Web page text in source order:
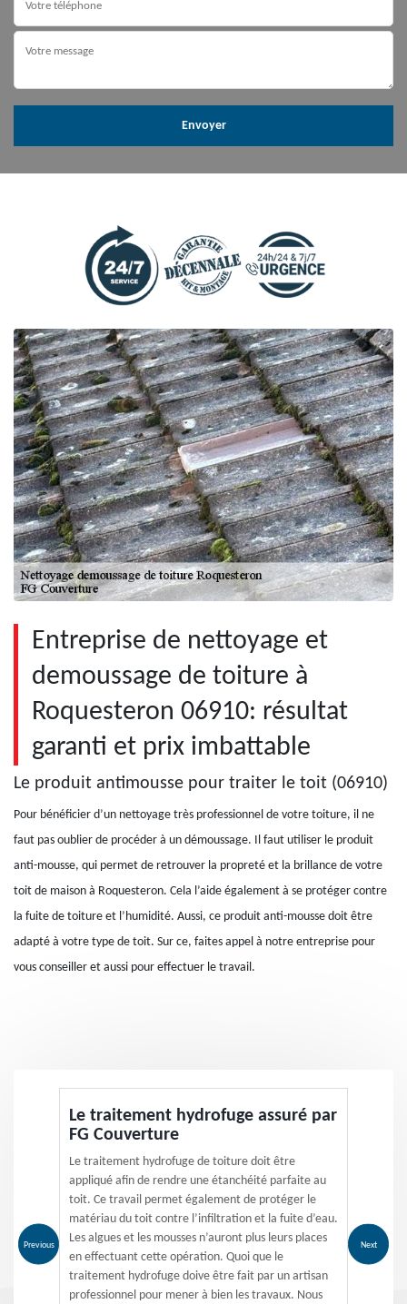
Entreprise de nettoyage et
demoussage de toiture à
Roquesteron 06910: résultat
garanti et prix imbattable
Le produit antimousse pour traiter le toit (06910)
Pour bénéficier d’un nettoyage très professionnel de votre toiture, il ne
faut pas oublier de procéder à un démoussage. Il faut utiliser le produit
anti-mousse, qui permet de retrouver la propreté et la brillance de votre
toit de maison à Roquesteron. Cela l’aide également à se protéger contre
la fuite de toiture et l’humidité. Aussi, ce produit anti-mousse doit être
adapté à votre type de toit. Sur ce, faites appel à notre entreprise pour
vous conseiller et aussi pour effectuer le travail.
Previous
Le traitement hydrofuge assuré par
FG Couverture
Le traitement hydrofuge de toiture doit être
appliqué afin de rendre une étanchéité parfaite au
toit. Ce travail permet également de protéger le
matériau du toit contre l’infiltration et la fuite d’eau.
Les algues et les mousses n’auront plus leurs places
en effectuant cette opération. Quoi que le
traitement hydrofuge doive être fait par un artisan
professionnel pour mener à bien les travaux. Nous
Next